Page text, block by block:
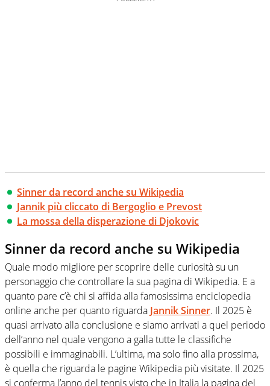
Sinner da record anche su Wikipedia
Jannik più cliccato di Bergoglio e Prevost
La mossa della disperazione di Djokovic
Sinner da record anche su Wikipedia
Quale modo migliore per scoprire delle curiosità su un
personaggio che controllare la sua pagina di Wikipedia. E a
quanto pare c’è chi si affida alla famosissima enciclopedia
online anche per quanto riguarda Jannik Sinner. Il 2025 è
quasi arrivato alla conclusione e siamo arrivati a quel periodo
dell’anno nel quale vengono a galla tutte le classifiche
possibili e immaginabili. L’ultima, ma solo fino alla prossima,
è quella che riguarda le pagine Wikipedia più visitate. Il 2025
si conferma l’anno del tennis visto che in Italia la pagina del